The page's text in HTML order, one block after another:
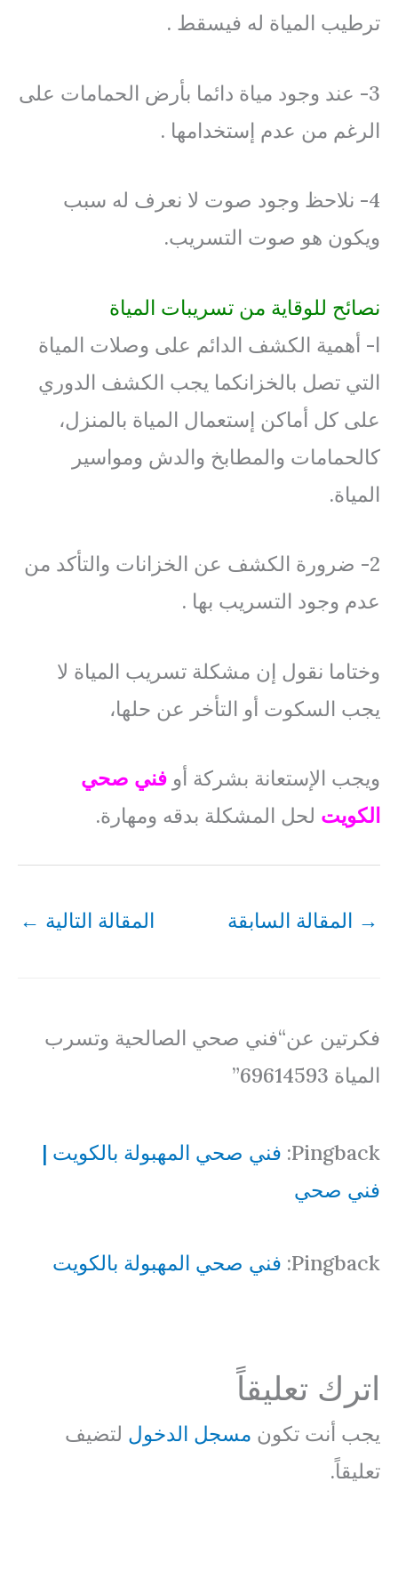
ترطيب المياة له فيسقط .
3- عند وجود مياة دائما بأرض الحمامات على
الرغم من عدم إستخدامها .
4- نلاحظ وجود صوت لا نعرف له سبب
ويكون هو صوت التسريب.
نصائح للوقاية من تسريبات المياة
ا- أهمية الكشف الدائم على وصلات المياة
التي تصل بالخزانكما يجب الكشف الدوري
على كل أماكن إستعمال المياة بالمنزل،
كالحمامات والمطابخ والدش ومواسير
المياة.
2- ضرورة الكشف عن الخزانات والتأكد من
عدم وجود التسريب بها .
وختاما نقول إن مشكلة تسريب المياة لا
يجب السكوت أو التأخر عن حلها،
ويجب الإستعانة بشركة أو فني صحي
الكويت لحل المشكلة بدقه ومهارة.
→ المقالة السابقة المقالة التالية ←
فكرتين عن“فني صحي الصالحية وتسرب
المياة 69614593”
Pingback: فني صحي المهبولة بالكويت |
فني صحي
Pingback: فني صحي المهبولة بالكويت
اترك تعليقاً
يجب أنت تكون مسجل الدخول لتضيف
تعليقاً.